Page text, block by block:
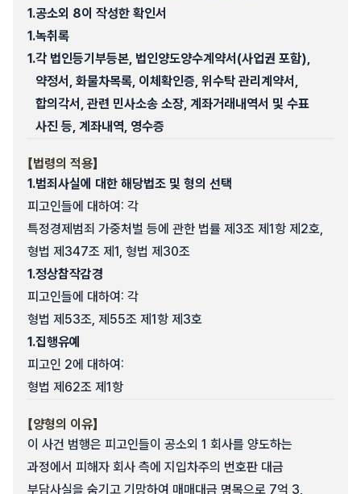
1.공소외 8이 작성한 확인서
1.녹취록
1.각 법인등기부등본, 법인양도양수계약서(사업권 포함),
약정서, 화물차목록, 이체확인증, 위수탁 관리계약서,
합의각서, 관련 민사소송 소장, 계좌거래내역서 및 수표
사진 등, 계좌내역, 영수증
【법령의 적용】
1.범죄사실에 대한 해당법조 및 형의 선택
피고인들에 대하여: 각
특정경제범죄 가중처벌 등에 관한 법률 제3조 제1항 제2호,
형법 제347조 제1, 형법 제30조
1.정상참작감경
피고인들에 대하여: 각
형법 제53조, 제55조 제1항 제3호
1.집행유예
피고인 2에 대하여:
형법 제62조 제1항
【양형의 이유】
이 사건 범행은 피고인들이 공소외 1 회사를 양도하는
과정에서 피해자 회사 측에 지입차주의 번호판 대금
부담사실을 숨기고 기망하여 매매대금 명목으로 7억 3,